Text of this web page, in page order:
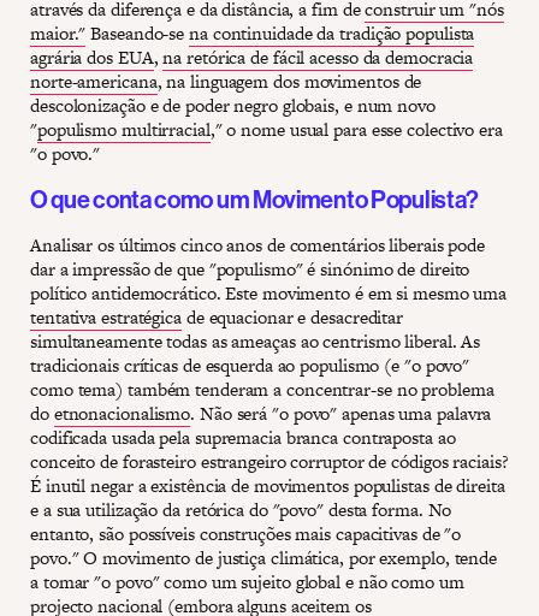
através da diferença e da distância, a fim deconstruir um "nós
maior."Baseando-sena continuidade da tradição populista
agrária dos EUA,na retórica de fácil acesso da democracia
norte-americana, na linguagem dos movimentos de
descolonização e de poder negro globais, e num novo
"populismo multirracial," o nome usual para esse colectivo era
"o povo."
O que conta como um Movimento Populista?
Analisar os últimos cinco anos de comentários liberais pode
dar a impressão de que "populismo" é sinónimo de direito
político antidemocrático. Este movimento é em si mesmo uma
tentativa estratégicade equacionar e desacreditar
simultaneamente todas as ameaças ao centrismo liberal. As
tradicionais críticas de esquerda ao populismo (e "o povo"
como tema) também tenderam a concentrar-se no problema
doetnonacionalismo. Não será "o povo" apenas uma palavra
codificada usada pela supremacia branca contraposta ao
conceito de forasteiro estrangeiro corruptor de códigos raciais?
É inutil negar a existência de movimentos populistas de direita
e a sua utilização da retórica do "povo" desta forma. No
entanto, são possíveis construções mais capacitivas de "o
povo." O movimento de justiça climática, por exemplo, tende
a tomar "o povo" como um sujeito global e não como um
projecto nacional (embora alguns aceitem os